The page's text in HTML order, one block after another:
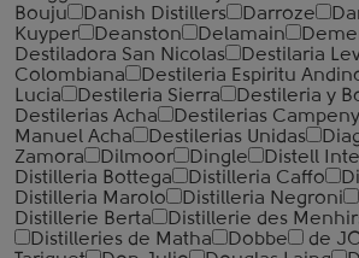
Bouju
Danish Distillers Darroze
Kuyper
Deanston Delamain
Destiladora San Nicolas
Destilaria
Colombiana
Destileria Espiritu
Lucia
Destileria Sierra
Destileria y
Destilerias Acha
Destilerias Campeny
Manuel Acha
Destilerias Unidas
Zamora
Dilmoor Dingle Distell
Distilleria Bottega
Distilleria Caffo
Distilleria Marolo
Distilleria Negroni
Distillerie Berta
Distillerie des
Distilleries de Matha
Dobbe de